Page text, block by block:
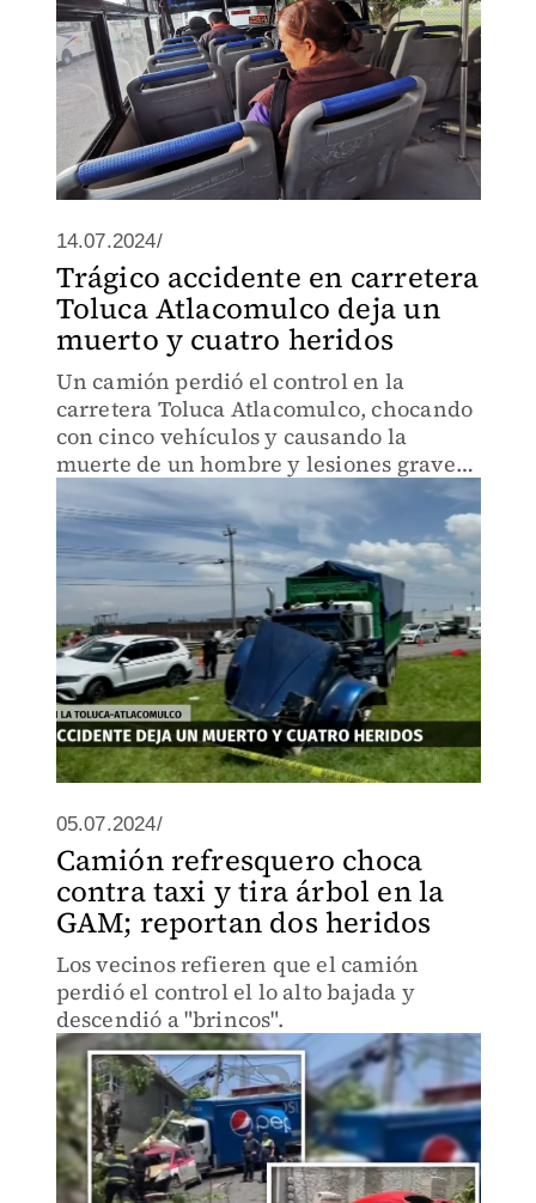
14.07.2024/
Trágico accidente en carretera
Toluca Atlacomulco deja un
muerto y cuatro heridos
Un camión perdió el control en la
carretera Toluca Atlacomulco, chocando
con cinco vehículos y causando la
muerte de un hombre y lesiones graves
a cuatro personas.
05.07.2024/
Camión refresquero choca
contra taxi y tira árbol en la
GAM; reportan dos heridos
Los vecinos refieren que el camión
perdió el control el lo alto bajada y
descendió a "brincos".